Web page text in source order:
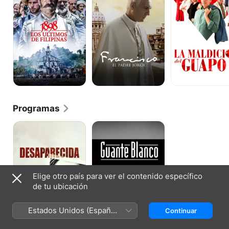
De
Filipinas
Jorge
guapo
Programas
Desaparecida
Guante
Elige otro país para ver el contenido específico
de tu ubicación
Estados Unidos (Español
México)
Continuar